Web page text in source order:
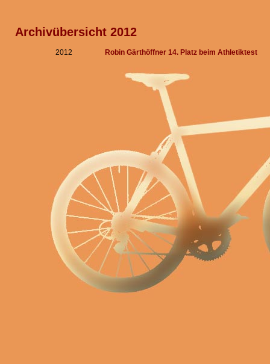
Archivübersicht 2012
2012 Robin Gärthöffner 14. Platz beim Athletiktest